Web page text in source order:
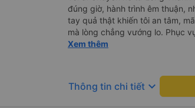
đúng giờ, hành trình êm thuận,
tay quả thật khiến tôi an tâm, mãn ý. Đường xa muôn dặm
mà lòng chẳng vướng lo. Phục
cẩn, hiếm thấy giữa thời buổi
Xem thêm
Thông tin chi tiết keyboard_arrow_down